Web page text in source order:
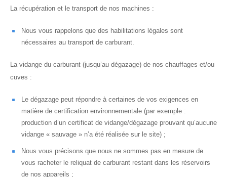
La récupération et le transport de nos machines :
Nous vous rappelons que des habilitations légales sont
nécessaires au transport de carburant.
La vidange du carburant (jusqu’au dégazage) de nos chauffages et/ou
cuves :
Le dégazage peut répondre à certaines de vos exigences en
matière de certification environnementale (par exemple :
production d’un certificat de vidange/dégazage prouvant qu’aucune
vidange « sauvage » n’a été réalisée sur le site) ;
Nous vous précisons que nous ne sommes pas en mesure de
vous racheter le reliquat de carburant restant dans les réservoirs
de nos appareils ;